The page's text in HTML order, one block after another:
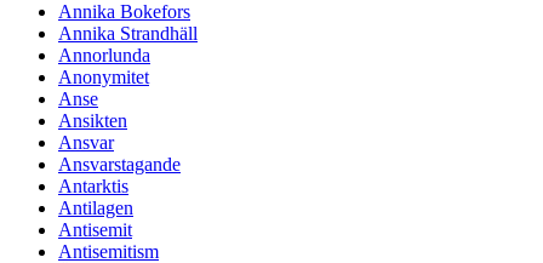
Annika Bokefors
Annika Strandhäll
Annorlunda
Anonymitet
Anse
Ansikten
Ansvar
Ansvarstagande
Antarktis
Antilagen
Antisemit
Antisemitism